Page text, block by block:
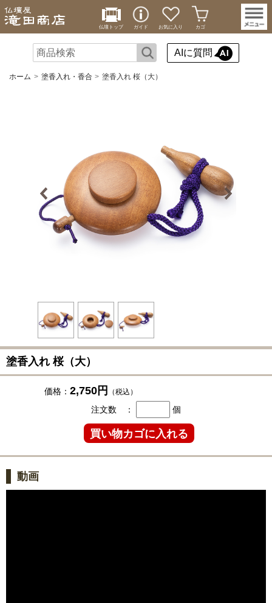
仏壇トップ ガイド お気に入り カゴ
AIに質問
ホーム 塗香入れ・香合 塗香入れ 桜（大）
塗香入れ 桜（大）
価格： 2,750円 （税込）
注文数 ： 個
動画